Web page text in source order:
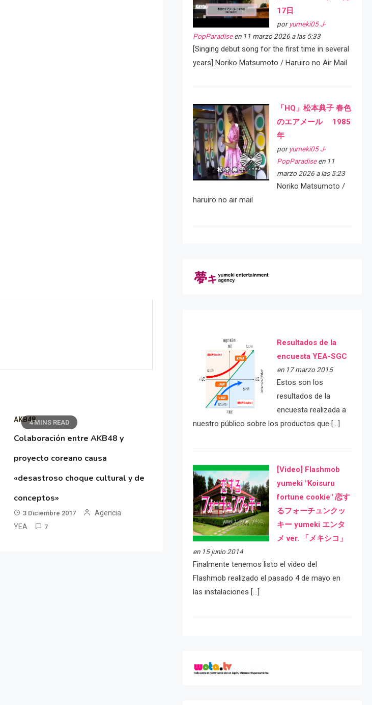
4 MINS READ
AKB48
Colaboración entre AKB48 y
proyecto coreano causa
«desastroso choque cultural y de
conceptos»
3 Diciembre 2017
Agencia
YEA
7
17日
por yumeki05 J-
PopParadiseen 11 marzo 2026 a las 5:33
[Singing debut song for the first time in several
years] Noriko Matsumoto / Haruiro no Air Mail
「HQ」松本典子 春色
のエアメール 1985
年
por yumeki05 J-
PopParadiseen 11
marzo 2026 a las 5:23
Noriko Matsumoto /
haruiro no air mail
Resultados de la
encuesta YEA-SGC
en 17 marzo 2015
Estos son los
resultados de la
encuesta realizada a
nuestro público sobre los productos que […]
[Video] Flashmob
yumeki "Koisuru
fortune cookie" 恋す
るフォーチュンクッ
キー yumeki エンタ
メ ver. 「メキシコ」
en 15 junio 2014
Finalmente tenemos listo el video del
Flashmob realizado el pasado 4 de mayo en
las instalaciones […]